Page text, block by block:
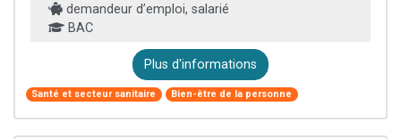
demandeur d’emploi, salarié
BAC
Plus d'informations
Santé et secteur sanitaire Bien-être de la personne